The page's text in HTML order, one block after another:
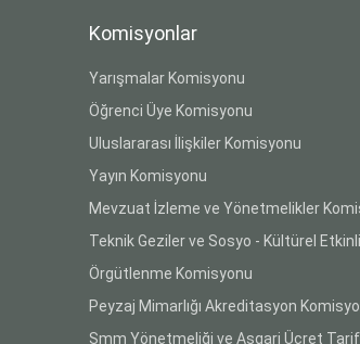
Komisyonlar
Yarışmalar Komisyonu
Öğrenci Üye Komisyonu
Uluslararası İlişkiler Komisyonu
Yayın Komisyonu
Mevzuat İzleme ve Yönetmelikler
Teknik Geziler ve Sosyo - Kültürel
Örgütlenme Komisyonu
Peyzaj Mimarlığı Akreditasyon
Smm Yönetmeliği ve Asgari Ücret